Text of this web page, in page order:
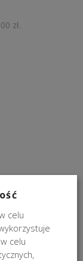
zł.
zł.
celu
celu